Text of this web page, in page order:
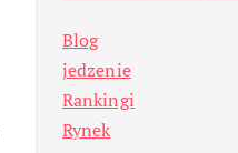
Blog
jedzenie
Rankingi
Rynek